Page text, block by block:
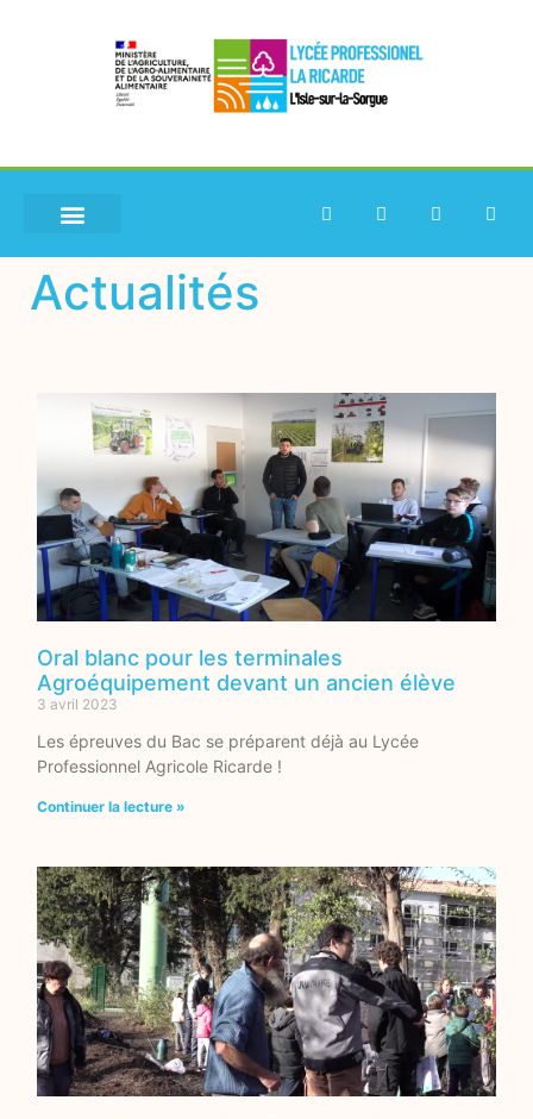
Actualités
Oral blanc pour les terminales
Agroéquipement devant un ancien élève
3 avril 2023
Les épreuves du Bac se préparent déjà au Lycée
Professionnel Agricole Ricarde !
Continuer la lecture »